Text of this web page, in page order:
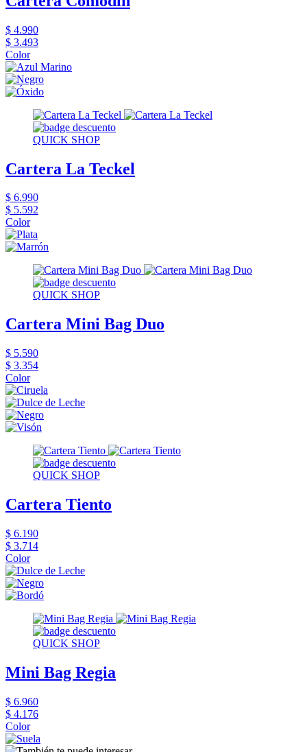
$ 4.990
$ 3.493
Color
QUICK SHOP
Cartera La Teckel
$ 6.990
$ 5.592
Color
QUICK SHOP
Cartera Mini Bag Duo
$ 5.590
$ 3.354
Color
QUICK SHOP
Cartera Tiento
$ 6.190
$ 3.714
Color
QUICK SHOP
Mini Bag Regia
$ 6.960
$ 4.176
Color